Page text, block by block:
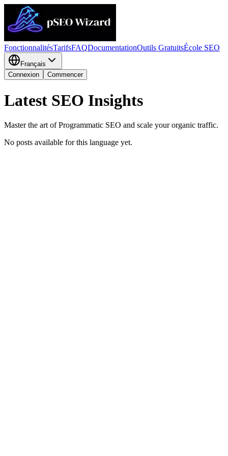
FonctionnalitésTarifsFAQDocumentationOutils GratuitsÉcole SEO
Français
Connexion
Commencer
Latest SEO Insights
Master the art of Programmatic SEO and scale your organic traffic.
No posts available for this language yet.